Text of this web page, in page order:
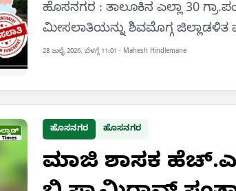
ಹೊಸನಗರ : ತಾಲೂಕಿನ ಎಲ್ಲಾ 30
ಮೀಸಲಾತಿಯನ್ನು ಶಿವಮೊಗ್ಗ
28 ಜುಲೈ 2026, ಬೆಳಗ್ಗೆ 11:01 · Mahesh Hindlemane
ಹೊಸನಗರ ಹೊಸನಗರ
ಮಾಜಿ ಶಾಸಕ